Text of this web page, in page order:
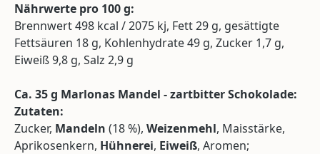
Nährwerte pro 100 g:
Brennwert 498 kcal / 2075 kj, Fett 29 g, gesättigte
Fettsäuren 18 g, Kohlenhydrate 49 g, Zucker 1,7 g,
Eiweiß 9,8 g, Salz 2,9 g
Ca. 35 g Marlonas Mandel - zartbitter Schokolade:
Zutaten:
Zucker, Mandeln (18 %), Weizenmehl, Maisstärke,
Aprikosenkern, Hühnerei, Eiweiß, Aromen;